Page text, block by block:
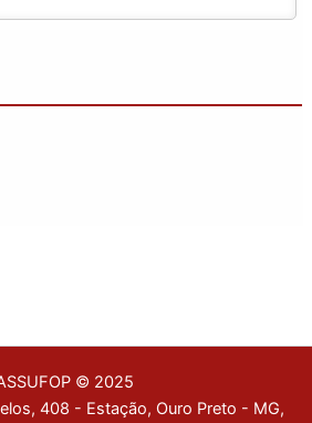
© 2025
408 - Estação, Ouro Preto - MG,